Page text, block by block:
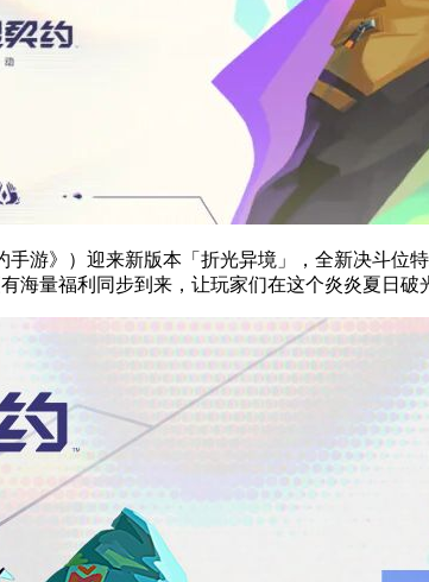
游》）迎来新版本「折光异境」，全新决斗
海量福利同步到来，让玩家们在这个炎炎夏日破